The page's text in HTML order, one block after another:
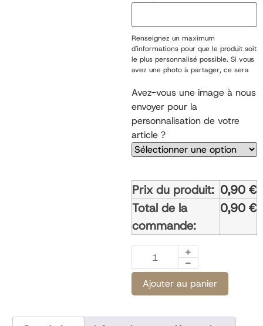
Renseignez un maximum
d'informations pour que le produit soit
le plus personnalisé possible. Si vous
avez une photo à partager, ce sera
passée.
Avez-vous une image à nous
envoyer pour la
personnalisation de votre
article ?
Prix du produit: 0,90 €
Total de la
commande:
0,90 €
Ajouter au panier